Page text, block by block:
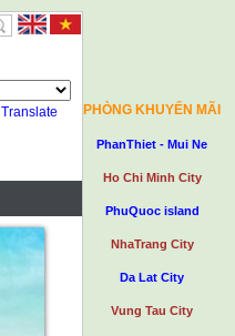
PHÒNG KHUYẾN MÃI
PhanThiet - Mui Ne
Ho Chi Minh City
PhuQuoc island
NhaTrang City
Da Lat City
Vung Tau City
Translate